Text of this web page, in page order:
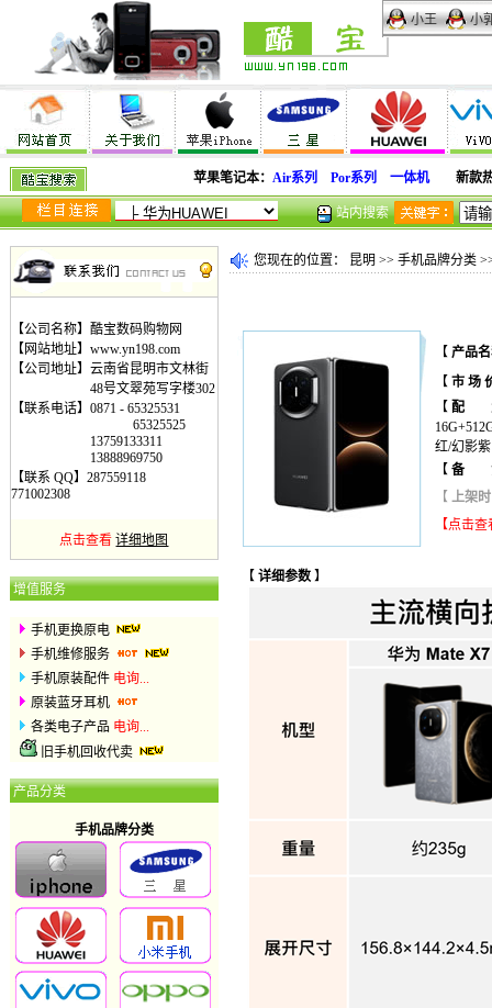
苹果笔记本： Air系列 Por系列 一体机 新款
站内搜索
【公司名称】酷宝数码购物网
【网站地址】www.yn198.com
【公司地址】云南省昆明市文林街
48号文翠苑写字楼302
【联系电话】0871 - 65325531
65325525
13759133311
13888969750
【联系 QQ】287559118
771002308
点击查看 详细地图
增值服务
手机更换原电
手机维修服务
手机原装配件 电询...
原装蓝牙耳机
各类电子产品 电询...
旧手机回收代卖
产品分类
手机品牌分类
您现在的位置： 昆明 >> 手机品牌分类
【 产品
【 市 场
【 配
红/幻影
【 备
【 上架
【点击
【 详细参数】
小王 小